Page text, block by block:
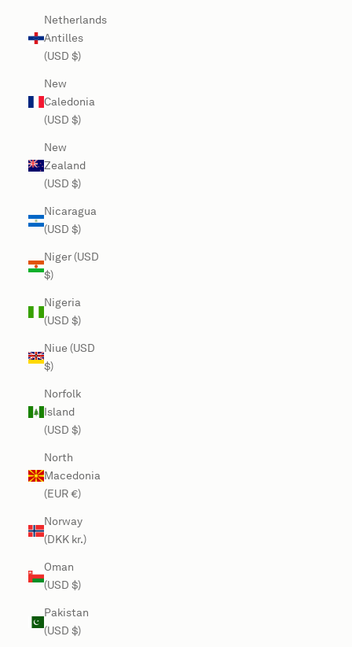
Netherlands
Antilles
(USD $)
New
Caledonia
(USD $)
New
Zealand
(USD $)
Nicaragua
(USD $)
Niger (USD
$)
Nigeria
(USD $)
Niue (USD
$)
Norfolk
Island
(USD $)
North
Macedonia
(EUR €)
Norway
(DKK kr.)
Oman
(USD $)
Pakistan
(USD $)